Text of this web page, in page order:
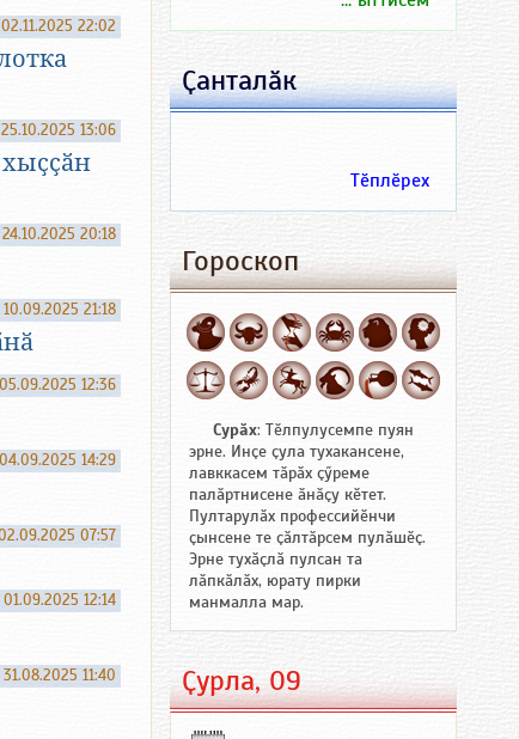
02.11.2025 22:02
25.10.2025 13:06
24.10.2025 20:18
10.09.2025 21:18
05.09.2025 12:36
04.09.2025 14:29
07:57
01.09.2025 12:14
31.08.2025 11:40
Ҫанталӑк
Тӗплӗрех
Гороскоп
Сурӑх: Тӗлпулусемпе пуян
эрне. Инҫе ҫула тухакансене,
лавккасем тӑрӑх ҫӳреме
палӑртнисене ӑнӑҫу кӗтет.
Пултарулӑх профессийӗнчи
ҫынсене те ҫӑлтӑрсем пулӑшӗҫ.
Эрне тухӑҫлӑ пулсан та
лӑпкӑлӑх, юрату пирки
манмалла мар.
Ҫурла, 09